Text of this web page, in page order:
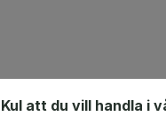
Kul att du vill handla i